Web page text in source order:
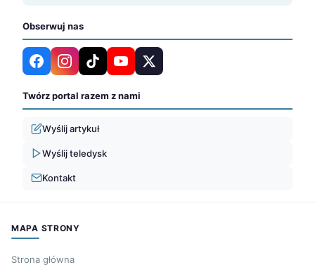
Obserwuj nas
Twórz portal razem z nami
Wyślij artykuł
Wyślij teledysk
Kontakt
MAPA STRONY
Strona główna